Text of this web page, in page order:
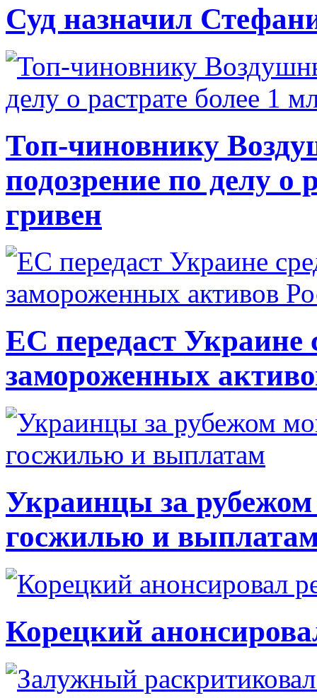
Суд назначил
Топ-чиновнику
подозрение по делу о
гривен
ЕС передаст Украине
замороженных
Украинцы за рубежом
госжилью и
Корецкий